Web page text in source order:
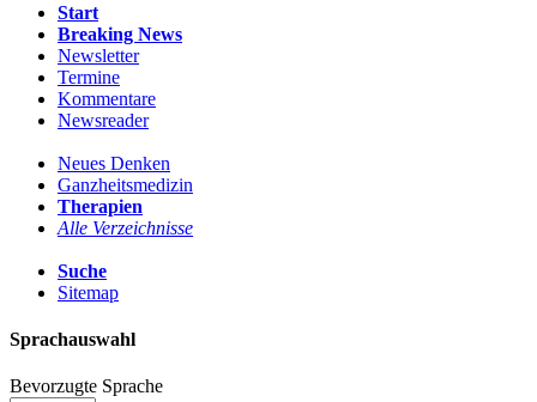
Start
Breaking News
Newsletter
Termine
Kommentare
Newsreader
Neues Denken
Ganzheitsmedizin
Therapien
Alle Verzeichnisse
Suche
Sitemap
Sprachauswahl
Bevorzugte Sprache